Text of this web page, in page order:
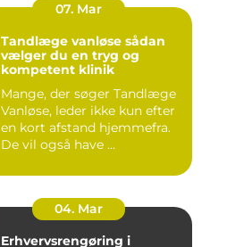
07. Mar
Tandlæge vanløse sådan
vælger du en tryg og
kompetent klinik
Mange, der søger Tandlæge
Vanløse, leder ikke kun efter
en kort afstand hjemmefra.
De vil også have ...
04. Mar
Erhvervsrengøring i